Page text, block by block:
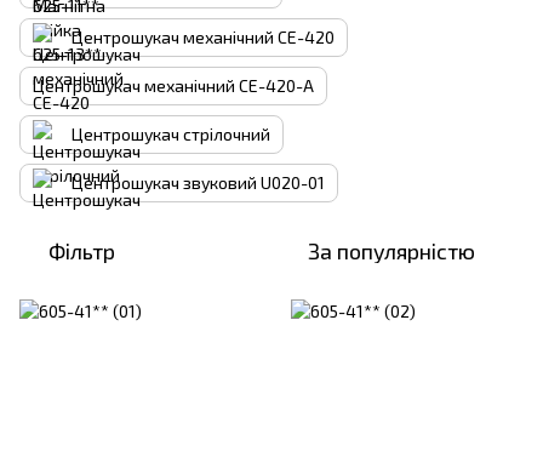
Центрошукач механічний CE-420
Центрошукач механічний CE-420-A
Центрошукач стрілочний
Центрошукач звуковий U020-01
Фільтр За популярністю